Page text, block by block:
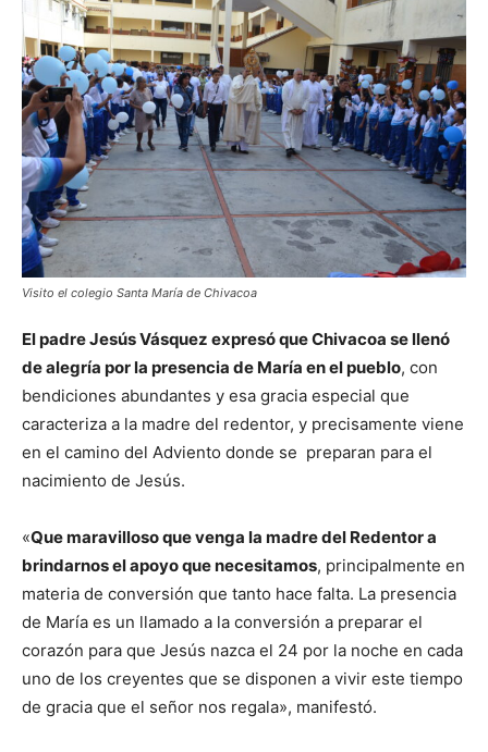
Visito el colegio Santa María de Chivacoa
El padre Jesús Vásquez expresó que Chivacoa se llenó
de alegría por la presencia de María en el pueblo, con
bendiciones abundantes y esa gracia especial que
caracteriza a la madre del redentor, y precisamente viene
en el camino del Adviento donde se preparan para el
nacimiento de Jesús.
«Que maravilloso que venga la madre del Redentor a
brindarnos el apoyo que necesitamos, principalmente en
materia de conversión que tanto hace falta. La presencia
de María es un llamado a la conversión a preparar el
corazón para que Jesús nazca el 24 por la noche en cada
uno de los creyentes que se disponen a vivir este tiempo
de gracia que el señor nos regala», manifestó.